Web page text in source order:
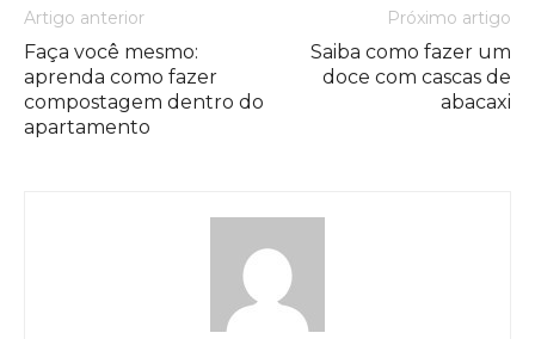
Artigo anterior
Faça você mesmo:
aprenda como fazer
compostagem dentro do
apartamento
Próximo artigo
Saiba como fazer um
doce com cascas de
abacaxi